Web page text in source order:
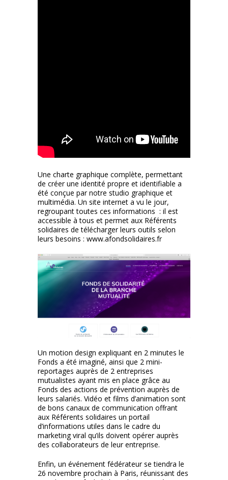
Une charte graphique complète, permettant
de créer une identité propre et identifiable a
été conçue par notre studio graphique et
multimédia. Un site internet a vu le jour,
regroupant toutes ces informations : il est
accessible à tous et permet aux Référents
solidaires de télécharger leurs outils selon
leurs besoins : www.afondsolidaires.fr
Un motion design expliquant en 2 minutes le
Fonds a été imaginé, ainsi que 2 mini-
reportages auprès de 2 entreprises
mutualistes ayant mis en place grâce au
Fonds des actions de prévention auprès de
leurs salariés. Vidéo et films d’animation sont
de bons canaux de communication offrant
aux Référents solidaires un portail
d’informations utiles dans le cadre du
marketing viral qu’ils doivent opérer auprès
des collaborateurs de leur entreprise.
Enfin, un événement fédérateur se tiendra le
26 novembre prochain à Paris, réunissant des